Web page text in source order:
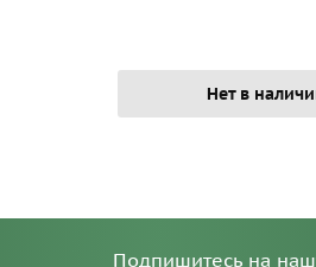
Нет в
Подпишитесь на